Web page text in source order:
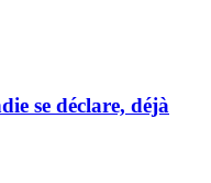
se déclare, déjà